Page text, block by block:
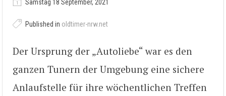
Samstag 18 September, 2021
Published in oldtimer-nrw.net
Der Ursprung der „Autoliebe“ war es den
ganzen Tunern der Umgebung eine sichere
Anlaufstelle für ihre wöchentlichen Treffen